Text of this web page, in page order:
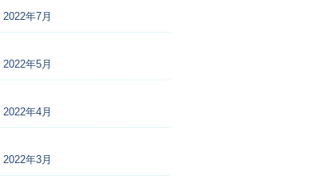
2022年7月
2022年5月
2022年4月
2022年3月